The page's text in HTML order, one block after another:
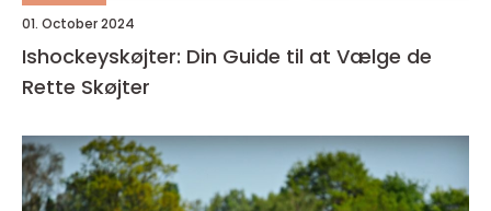
01. October 2024
Ishockeyskøjter: Din Guide til at Vælge de
Rette Skøjter